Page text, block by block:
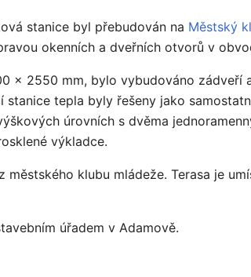
stanice byl přebudován na Městský
okenních a dveřních otvorů v
x 2550 mm, bylo vybudováno zádveří
tepla byly řešeny jako
úrovních s dvěma
výkladce.
klubu mládeže. Terasa je
úřadem v Adamově.